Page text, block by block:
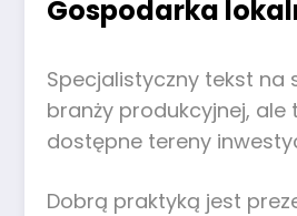
Gospodarka
Specjalistyczny tekst
branży produkcyjnej,
dostępne tereny
Dobrą praktyką jest